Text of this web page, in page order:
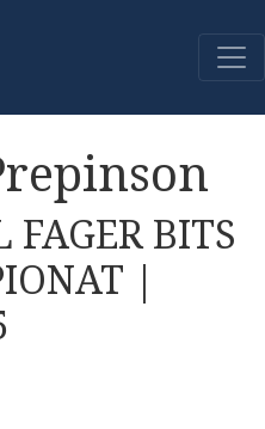
BITS
|